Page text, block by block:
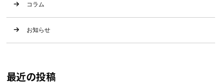
コラム
お知らせ
最近の投稿